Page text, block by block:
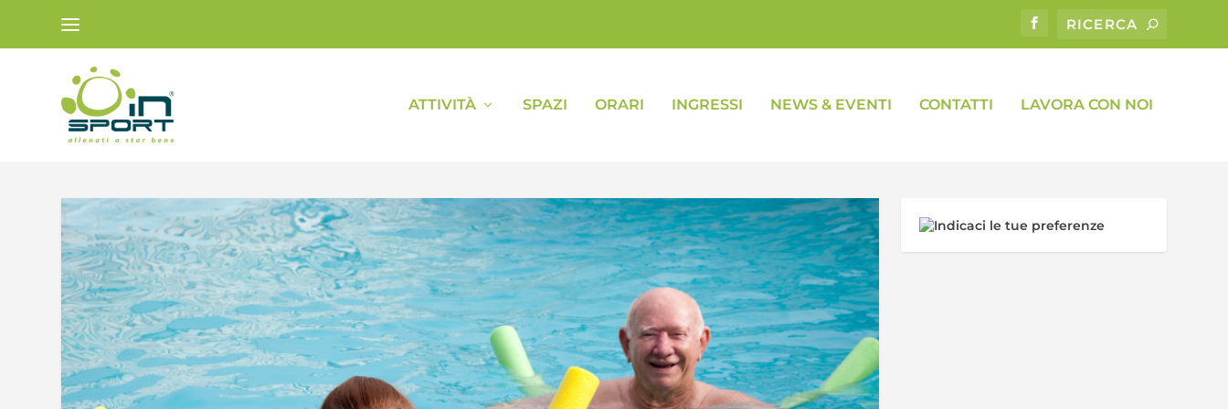
ATTIVITÀ SPAZI ORARI INGRESSI NEWS & EVENTI CONTATTI LAVORA CON NOI